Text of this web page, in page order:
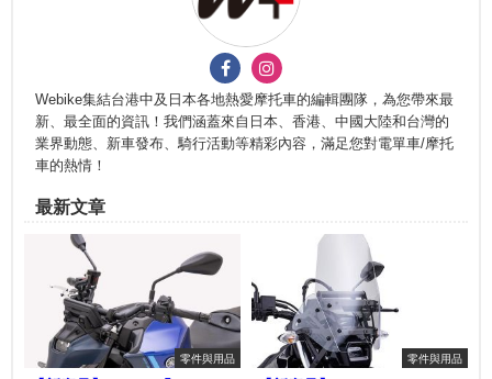
Webike集結台港中及日本各地熱愛摩托車的編輯團隊，為您帶來最
新、最全面的資訊！我們涵蓋來自日本、香港、中國大陸和台灣的
業界動態、新車發布、騎行活動等精彩內容，滿足您對電單車/摩托
車的熱情！
最新文章
零件與用品 零件與用品